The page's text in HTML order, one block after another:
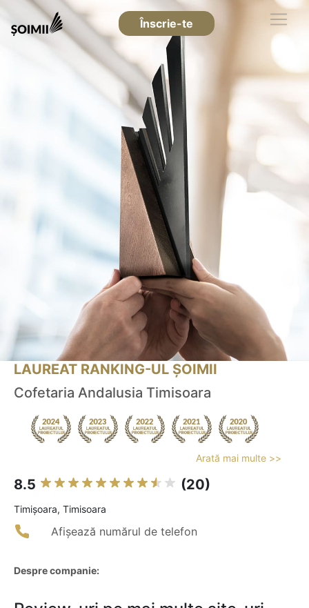
Înscrie-te
LAUREAT RANKING-UL ȘOIMII
Cofetaria Andalusia Timisoara
Arată mai multe >>
8.5 (20)
Timişoara, Timisoara
Afișează numărul de telefon
Despre companie: